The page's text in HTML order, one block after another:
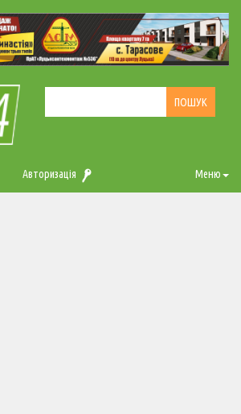
Авторизація Меню